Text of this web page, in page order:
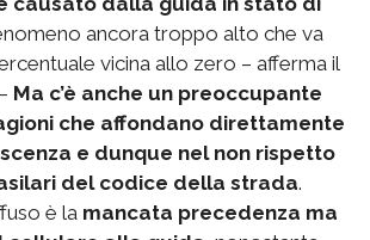
ancora troppo alto che va
vicina allo zero – afferma il
Ma c’è anche un preoccupante
che affondano direttamente
e dunque nel non rispetto
del codice della strada.
è la mancata precedenza ma